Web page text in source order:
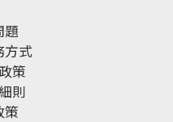
題
方式
策
則
策